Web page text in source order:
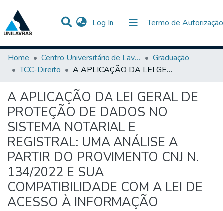
Log In (current) Termo de Autorização
Communities & Collections
Statistics
All of DSpace
Home
Centro Universitário de Lavras-UNILAVRAS
Graduação
TCC-Direito
A APLICAÇÃO DA LEI GERAL DE PROTEÇÃO DE DADOS NO SISTEMA NOTARIAL E REGISTRAL: UMA ANÁLISE A PARTIR DO PROVIMENTO CNJ N. 134/2022 E SUA COMPATIBILIDADE COM A LEI DE ACESSO À INFORMAÇÃO
A APLICAÇÃO DA LEI GERAL DE
PROTEÇÃO DE DADOS NO
SISTEMA NOTARIAL E
REGISTRAL: UMA ANÁLISE A
PARTIR DO PROVIMENTO CNJ N.
134/2022 E SUA
COMPATIBILIDADE COM A LEI DE
ACESSO À INFORMAÇÃO